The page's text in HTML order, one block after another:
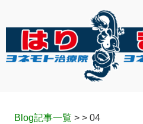
Blog記事一覧 > > 04